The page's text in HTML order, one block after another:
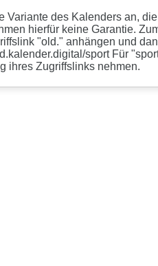
Variante des Kalenders an,
hierfür keine Garantie.
"old." anhängen und
sport Für
ihres Zugriffslinks nehmen.